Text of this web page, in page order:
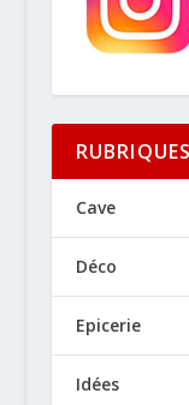
RUBRIQUES
Cave
Déco
Epicerie
Idées